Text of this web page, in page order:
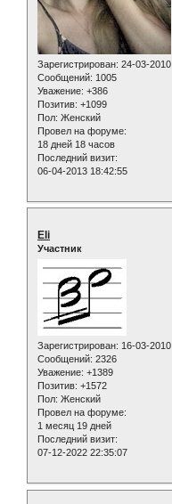
Зарегистрирован: 24-03-2010
Сообщений: 1005
Уважение: +386
Позитив: +1099
Пол: Женский
Провел на форуме:
18 дней 18 часов
Последний визит:
06-04-2013 18:42:55
Eli
Участник
Зарегистрирован: 16-03-2010
Сообщений: 2326
Уважение: +1389
Позитив: +1572
Пол: Женский
Провел на форуме:
1 месяц 19 дней
Последний визит:
07-12-2022 22:35:07